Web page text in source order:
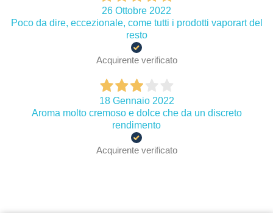
26 Ottobre 2022
Poco da dire, eccezionale, come tutti i prodotti vaporart del
resto
Acquirente verificato
18 Gennaio 2022
Aroma molto cremoso e dolce che da un discreto
rendimento
Acquirente verificato